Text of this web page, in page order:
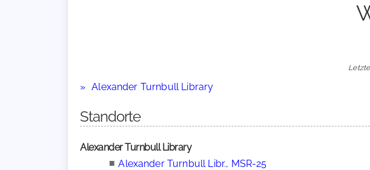
Alexander Turnbull Library
Standorte
Alexander Turnbull Library
■ Alexander Turnbull Libr., MSR-25